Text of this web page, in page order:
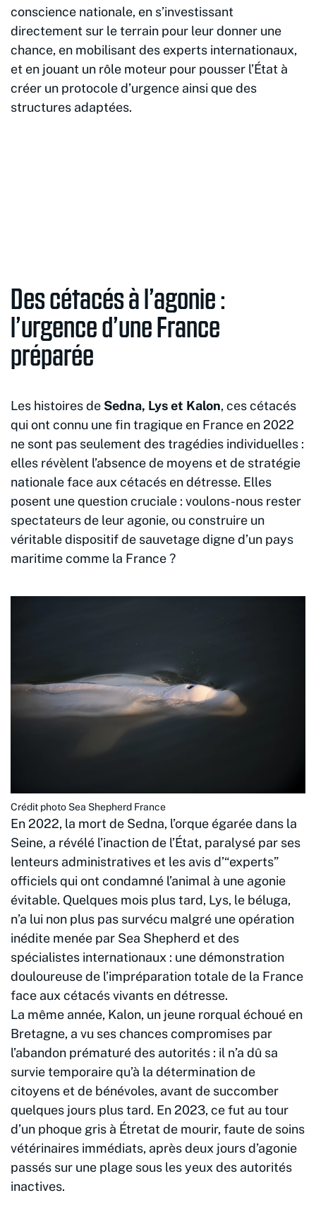
conscience nationale, en s’investissant
directement sur le terrain pour leur donner une
chance, en mobilisant des experts internationaux,
et en jouant un rôle moteur pour pousser l’État à
créer un protocole d’urgence ainsi que des
structures adaptées.
Des cétacés à l’agonie :
l’urgence d’une France
préparée
Les histoires de Sedna, Lys et Kalon, ces cétacés
qui ont connu une fin tragique en France en 2022
ne sont pas seulement des tragédies individuelles :
elles révèlent l’absence de moyens et de stratégie
nationale face aux cétacés en détresse. Elles
posent une question cruciale : voulons-nous rester
spectateurs de leur agonie, ou construire un
véritable dispositif de sauvetage digne d’un pays
maritime comme la France ?
Crédit photo Sea Shepherd France
En 2022, la mort de Sedna, l’orque égarée dans la
Seine, a révélé l’inaction de l’État, paralysé par ses
lenteurs administratives et les avis d’“experts”
officiels qui ont condamné l’animal à une agonie
évitable. Quelques mois plus tard, Lys, le béluga,
n’a lui non plus pas survécu malgré une opération
inédite menée par Sea Shepherd et des
spécialistes internationaux : une démonstration
douloureuse de l’impréparation totale de la France
face aux cétacés vivants en détresse.
La même année, Kalon, un jeune rorqual échoué en
Bretagne, a vu ses chances compromises par
l’abandon prématuré des autorités : il n’a dû sa
survie temporaire qu’à la détermination de
citoyens et de bénévoles, avant de succomber
quelques jours plus tard. En 2023, ce fut au tour
d’un phoque gris à Étretat de mourir, faute de soins
vétérinaires immédiats, après deux jours d’agonie
passés sur une plage sous les yeux des autorités
inactives.